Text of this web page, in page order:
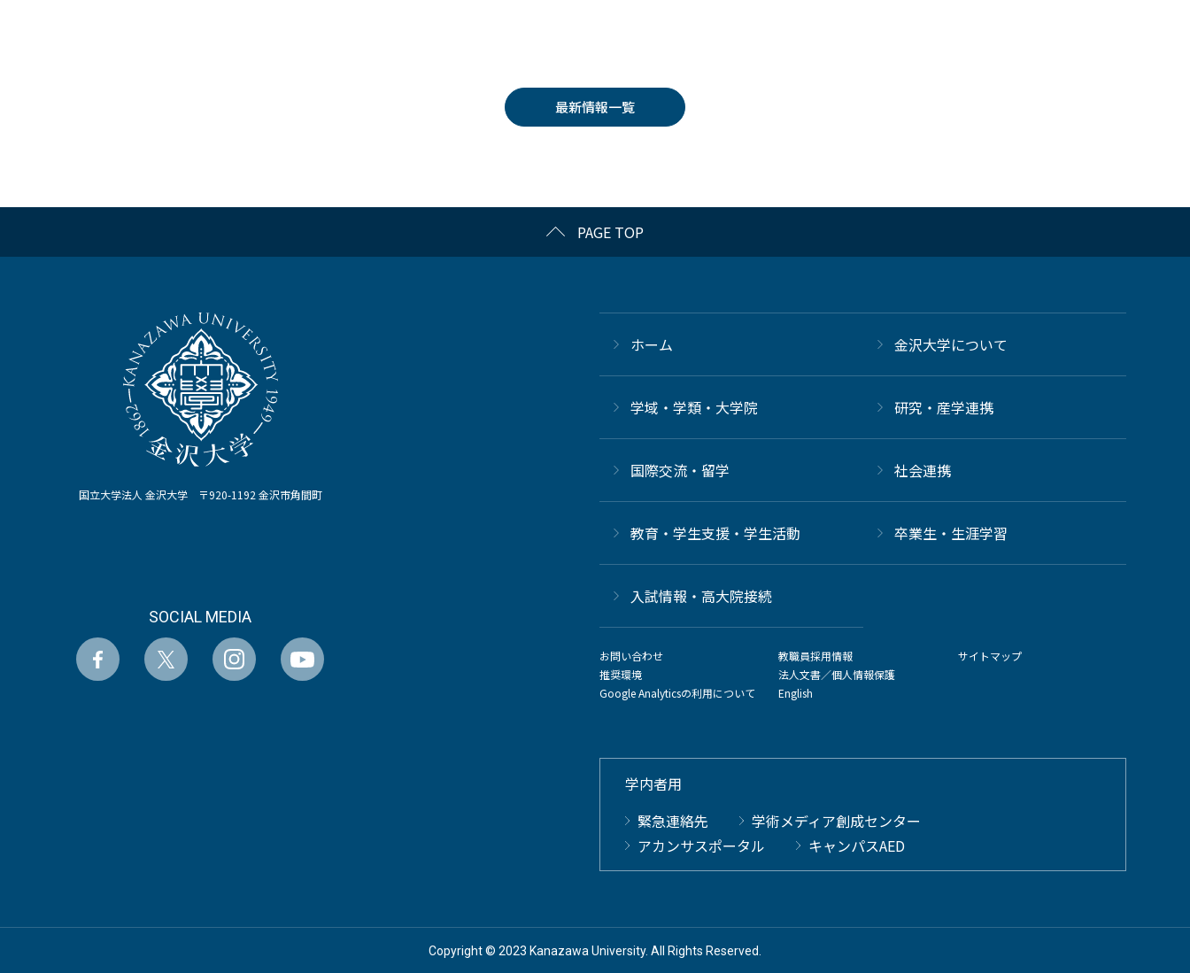
最新情報一覧
PAGE TOP
国立大学法人 金沢大学 〒920-1192 金沢市角間町
SOCIAL MEDIA
ホーム 金沢大学について
学域・学類・大学院 研究・産学連携
国際交流・留学 社会連携
教育・学生支援・学生活動 卒業生・生涯学習
⼊試情報・高大院接続
お問い合わせ
推奨環境
Google Analyticsの利用について
教職員採用情報
法人文書／個人情報保護
English
サイトマップ
学内者用
緊急連絡先
学術メディア創成センター
アカンサスポータル
キャンパスAED
Copyright © 2023 Kanazawa University. All Rights Reserved.